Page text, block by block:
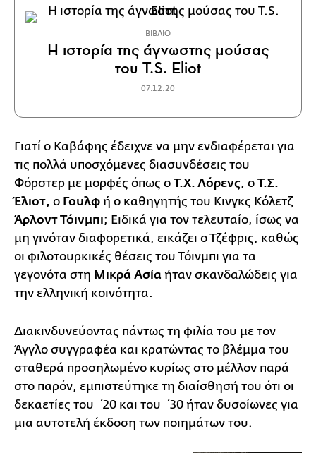
ΒΙΒΛΙΟ
Η ιστορία της άγνωστης μούσας
του T.S. Eliot
07.12.20
Γιατί ο Καβάφης έδειχνε να μην ενδιαφέρεται για
τις πολλά υποσχόμενες διασυνδέσεις του
Φόρστερ με μορφές όπως ο Τ.Χ. Λόρενς, ο Τ.Σ.
Έλιοτ, ο Γουλφ ή ο καθηγητής του Κινγκς Κόλετζ
Άρλοντ Τόινμπι; Ειδικά για τον τελευταίο, ίσως να
μη γινόταν διαφορετικά, εικάζει ο Τζέφρις, καθώς
οι φιλοτουρκικές θέσεις του Τόινμπι για τα
γεγονότα στη Μικρά Ασία ήταν σκανδαλώδεις για
την ελληνική κοινότητα.
Διακινδυνεύοντας πάντως τη φιλία του με τον
Άγγλο συγγραφέα και κρατώντας το βλέμμα του
σταθερά προσηλωμένο κυρίως στο μέλλον παρά
στο παρόν, εμπιστεύτηκε τη διαίσθησή του ότι οι
δεκαετίες του ΄20 και του ΄30 ήταν δυσοίωνες για
μια αυτοτελή έκδοση των ποιημάτων του.